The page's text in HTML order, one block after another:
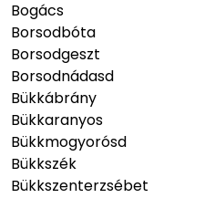
Bogács
Borsodbóta
Borsodgeszt
Borsodnádasd
Bükkábrány
Bükkaranyos
Bükkmogyorósd
Bükkszék
Bükkszenterzsébet